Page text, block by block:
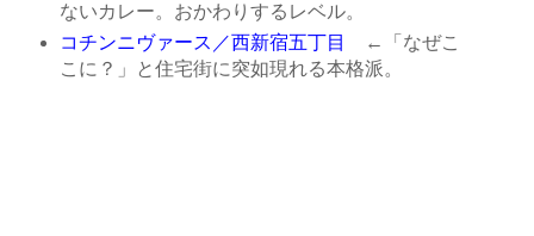
ないカレー。おかわりするレベル。
コチンニヴァース／西新宿五丁目
←「なぜこ
こに？」と住宅街に突如現れる本格派。